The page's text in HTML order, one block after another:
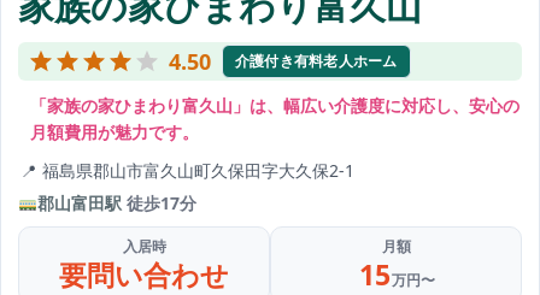
4.50 介護付き有料老人ホーム
「家族の家ひまわり富久山」は、幅広い介護度に対応し、安心の
月額費用が魅力です。
福島県郡山市富久山町久保田字大久保2-1
郡山富田駅 徒歩17分
入居時
要問い合わせ
月額
15万円〜